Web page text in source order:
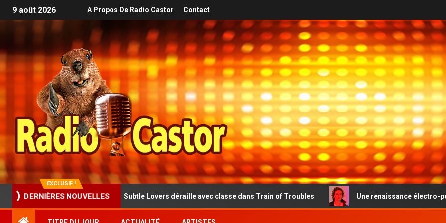
9 août 2026 A Propos De Radio Castor Contact
EXCLUSIF !
DERNIÈRES NOUVELLES
rock cathartique : Subtle Lovers déraille avec classe dans Train of Troubles Une renaissance électro-pop émouvante